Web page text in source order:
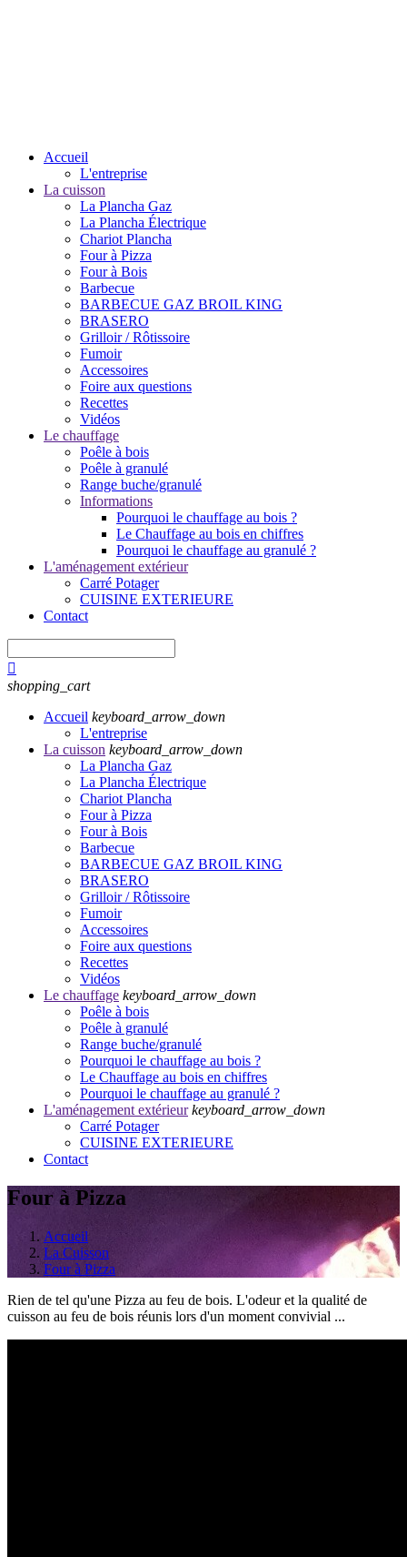
Accueil
L'entreprise
La cuisson
La Plancha Gaz
La Plancha Électrique
Chariot Plancha
Four à Pizza
Four à Bois
Barbecue
BARBECUE GAZ BROIL KING
BRASERO
Grilloir / Rôtissoire
Fumoir
Accessoires
Foire aux questions
Recettes
Vidéos
Le chauffage
Poêle à bois
Poêle à granulé
Range buche/granulé
Informations
Pourquoi le chauffage au bois ?
Le Chauffage au bois en chiffres
Pourquoi le chauffage au granulé ?
L'aménagement extérieur
Carré Potager
CUISINE EXTERIEURE
Contact

shopping_cart
Accueil keyboard_arrow_down
L'entreprise
La cuisson keyboard_arrow_down
La Plancha Gaz
La Plancha Électrique
Chariot Plancha
Four à Pizza
Four à Bois
Barbecue
BARBECUE GAZ BROIL KING
BRASERO
Grilloir / Rôtissoire
Fumoir
Accessoires
Foire aux questions
Recettes
Vidéos
Le chauffage keyboard_arrow_down
Poêle à bois
Poêle à granulé
Range buche/granulé
Pourquoi le chauffage au bois ?
Le Chauffage au bois en chiffres
Pourquoi le chauffage au granulé ?
L'aménagement extérieur keyboard_arrow_down
Carré Potager
CUISINE EXTERIEURE
Contact
Four à Pizza
Accueil
La Cuisson
Four à Pizza
Rien de tel qu'une Pizza au feu de bois. L'odeur et la qualité de
cuisson au feu de bois réunis lors d'un moment convivial ...